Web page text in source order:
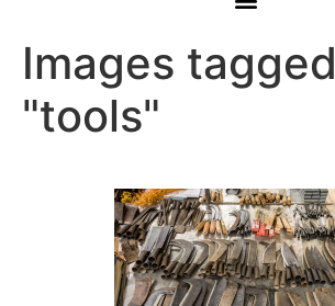
Images tagged
"tools"